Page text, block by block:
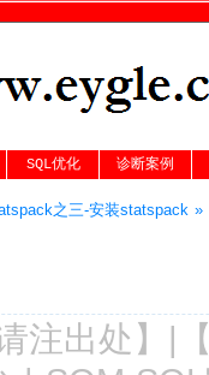
SQL优化 诊断案例
之三-安装statspack »
注出处 】|